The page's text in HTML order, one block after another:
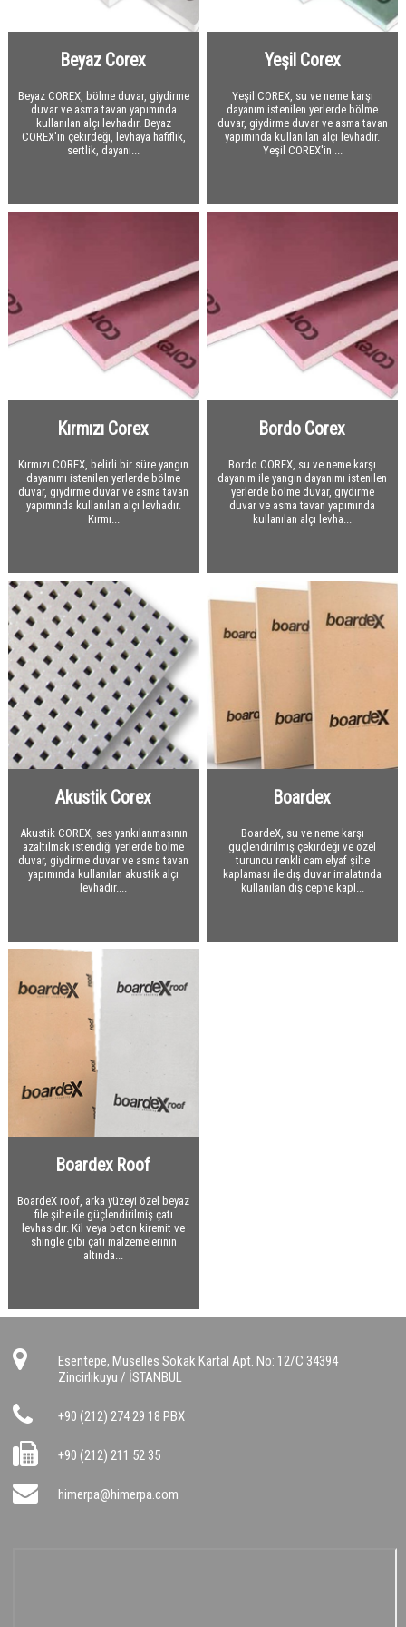
Taşyünü Dökme
İzocamflex
Kauçuk Özel Malzemeler
Polietilen
Tesisat Kaplamaları
Danmat PVC Folyo
Hava Kanalları
Flexible Hava Kanalları
Havalandırma Fanları
Yardımcı Malzemeler
Ses Yalıtım Malzemeleri
Akustik Süngerler
Kauçuk Levha ve Şilteler
Yardımcı Malzemeler
Yangın Yalıtım Malzemeleri
Kalsiyum Silikat Levhalar
Yardımcı Malzemeler
Yardımcı Malzemeler
Bitümlü Likitler Astarlar
PVC - EPDM Membranlar
Kauçuk Bitüm Membran
EPDM Membranlar
Yapı Kimyasalları
OSB
OSB
Çatı Kaplama Malzemeleri
Çatı Bitümlü Ondüle Levha
Çatı ve Cephe Örtüleri
Çatı Shingle
Sandviç Paneller
Çatı Panelleri
Cephe Panelleri
Soğuk Depo Panelleri
Bantlar
Alüminyum Folyo Bantlar
Ses ve Isı Yalıtım Bantları
Sızdırmazlık Bantları
Diğer Bantlar
File / Pim / Dübel / Vida / Profil
Sıva Fileleri
Dübeller
Vidalar
Profiller
Alüminyum / Galvaniz Sac
Galvaniz Sac
Seramik Yünü
Fibrocam Cam Elyaf
Depron / Kapron
Naylon / Polietilen Branda
Neopran EPDM Conta
Flanş
Yapıştırıcı - Tutkal
Oluklu Karton
Diğer
Beyaz Corex
Beyaz COREX, bölme duvar, giydirme
duvar ve asma tavan yapımında
kullanılan alçı levhadır. Beyaz
COREX'in çekirdeği, levhaya hafiflik,
sertlik, dayanı...
Yeşil Corex
Yeşil COREX, su ve neme karşı
dayanım istenilen yerlerde bölme
duvar, giydirme duvar ve asma tavan
yapımında kullanılan alçı levhadır.
Yeşil COREX'in ...
Kırmızı Corex
Kırmızı COREX, belirli bir süre yangın
dayanımı istenilen yerlerde bölme
duvar, giydirme duvar ve asma tavan
yapımında kullanılan alçı levhadır.
Kırmı...
Bordo Corex
Bordo COREX, su ve neme karşı
dayanım ile yangın dayanımı istenilen
yerlerde bölme duvar, giydirme
duvar ve asma tavan yapımında
kullanılan alçı levha...
Akustik Corex
Akustik COREX, ses yankılanmasının
azaltılmak istendiği yerlerde bölme
duvar, giydirme duvar ve asma tavan
yapımında kullanılan akustik alçı
levhadır....
Boardex
BoardeX, su ve neme karşı
güçlendirilmiş çekirdeği ve özel
turuncu renkli cam elyaf şilte
kaplaması ile dış duvar imalatında
kullanılan dış cephe kapl...
Boardex Roof
BoardeX roof, arka yüzeyi özel beyaz
file şilte ile güçlendirilmiş çatı
levhasıdır. Kil veya beton kiremit ve
shingle gibi çatı malzemelerinin
altında...
Esentepe, Müselles Sokak Kartal Apt. No: 12/C 34394
Zincirlikuyu / İSTANBUL
+90 (212) 274 29 18 PBX
+90 (212) 211 52 35
himerpa@himerpa.com